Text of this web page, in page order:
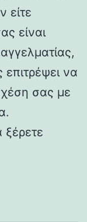
είτε
είναι
να
σας με
ξέρετε